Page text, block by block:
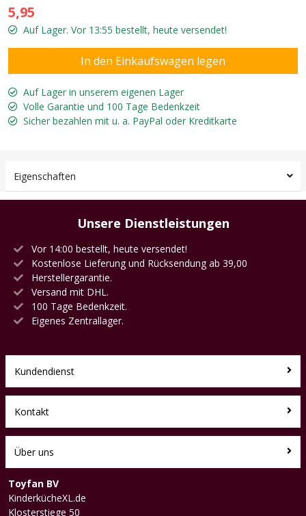
5,95
Auf Lager. Vor 13:55 bestellt, heute versendet!
Auf Lager in unserem eigenen Lager
Volle Garantie und 100 Tage Bedenkzeit
Sicher bezahlen mit u. a. PayPal oder Kreditkarte
Eigenschaften
Unsere Dienstleistungen
Vor 14:00 bestellt, heute versendet!
Kostenlose Lieferung und Rücksendung ab 39,00
Herstellergarantie.
Versand mit DHL.
100 Tage Bedenkzeit.
Eigenes Zentrallager.
Kundendienst
Kontakt
Über uns
Toyfan BV
KinderkücheXL.de
Klosterstiege 50